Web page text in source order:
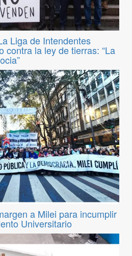
Liga de Intendentes
contra la ley de tierras: “La
a Milei para incumplir
Universitario